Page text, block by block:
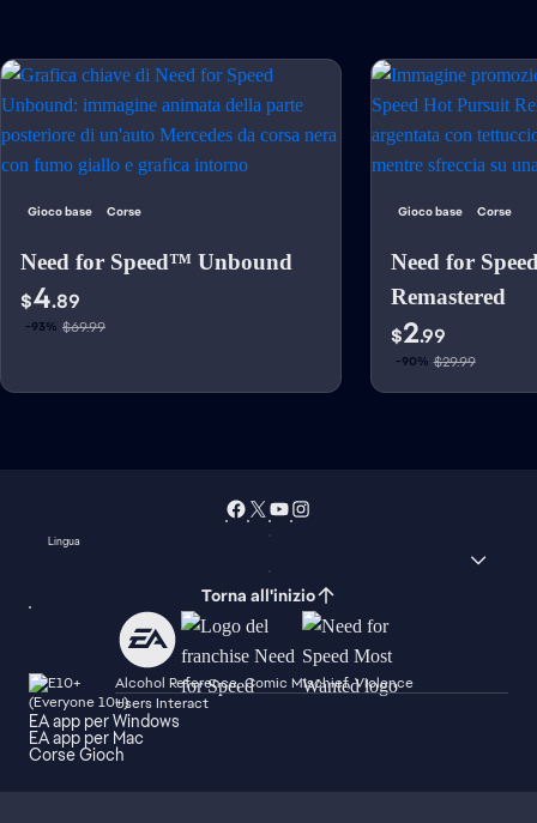
Gioco base Corse
Need for Speed™ Unbound
$4.89
-93% $69.99
Gioco base Corse
Need for
Remastered
$2.99
-90% $29.99
Lingua
Torna all'inizio
Alcohol Reference, Comic Mischief, Violence
Users Interact
EA app per Windows
EA app per Mac
Corse Gioch